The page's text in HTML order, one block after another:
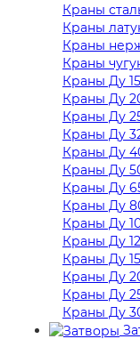
Краны
Краны
Краны
Краны
Краны Ду 15
Краны Ду
Краны Ду
Краны Ду
Краны Ду
Краны Ду
Краны Ду
Краны Ду
Краны Ду
Краны Ду
Краны Ду
Краны Ду
Краны Ду
Краны Ду